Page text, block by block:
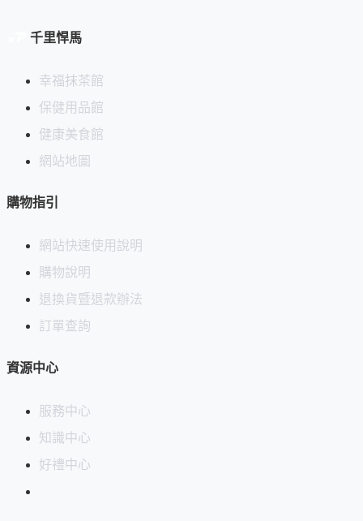
千里悍馬
幸福抹茶館
保健用品館
健康美食館
網站地圖
購物指引
網站快速使用說明
購物說明
退換貨暨退款辦法
訂單查詢
資源中心
服務中心
知識中心
好禮中心